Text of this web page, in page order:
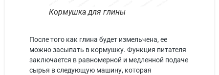
Кормушка для глины
После того как глина будет измельчена, ее
можно засыпать в кормушку. Функция питателя
заключается в равномерной и медленной подаче
сырья в следующую машину, которая